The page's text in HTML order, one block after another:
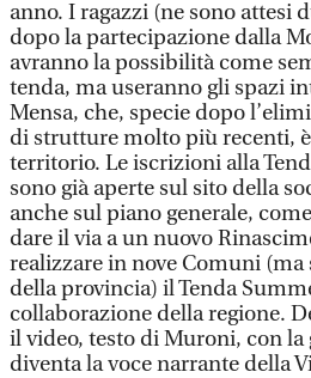
anno. I ragazzi (ne sono attesi
dopo la partecipazione dalla
avranno la possibilità come
tenda, ma useranno gli spazi
Mensa, che, specie dopo
di strutture molto più recenti,
territorio. Le iscrizioni alla
sono già aperte sul sito della
anche sul piano generale,
dare il via a un nuovo
realizzare in nove Comuni (ma
della provincia) il Tenda
collaborazione della regione.
il video, testo di Muroni, con la
diventa la voce narrante della